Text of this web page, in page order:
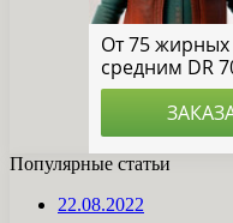
Популярные статьи
22.08.2022